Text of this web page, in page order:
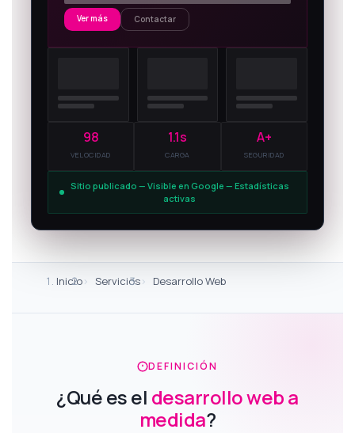
Ver más Contactar
98
VELOCIDAD
1.1s
CARGA
A+
SEGURIDAD
Sitio publicado — Visible en Google — Estadísticas
activas
Inicio Servicios Desarrollo Web
DEFINICIÓN
¿Qué es el desarrollo web a
medida?